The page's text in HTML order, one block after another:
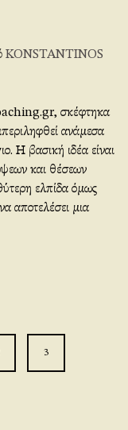
KONSTANTINOS
σκέφτηκα
ανάμεσα
Η βασική ιδέα είναι
και θέσεων
ελπίδα όμως
αποτελέσει μια
3